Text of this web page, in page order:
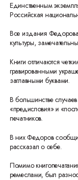
Единственным
Российская
Все издания
культуры,
Книги отличаются
гравированными
заглавными буквами.
В большинстве
«предисловия» и
печатников.
В них Федоров
рассказал о себе.
Помимо
ремеслами, был